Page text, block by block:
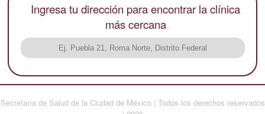
Ingresa tu dirección para encontrar la clínica
más cercana
Secretaría de Salud de la Ciudad de México | Todos los derechos reservados